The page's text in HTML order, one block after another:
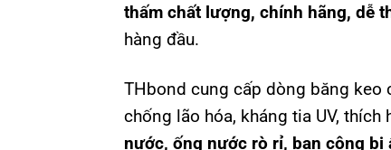
thấm chất lượng, chính hãng, dễ
hàng đầu.
THbond cung cấp dòng băng keo
chống lão hóa, kháng tia UV, thích
nước, ống nước rò rỉ, ban công bị